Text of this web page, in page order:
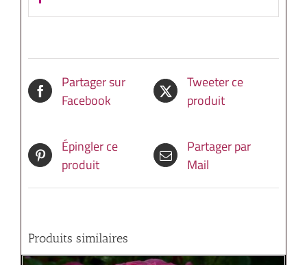
Partager sur
Facebook
Tweeter ce
produit
Épingler ce
produit
Partager par
Mail
Produits similaires